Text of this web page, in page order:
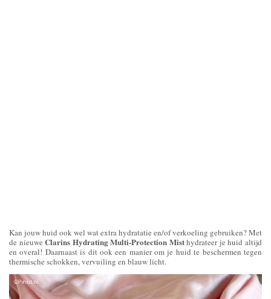
Kan jouw huid ook wel wat extra hydratatie en/of verkoeling gebruiken? Met
de nieuweClarins Hydrating Multi-Protection Misthydrateer je huid altijd
en overal! Daarnaast is dit ook een manier om je huid te beschermen tegen
thermische schokken, vervuiling en blauw licht.